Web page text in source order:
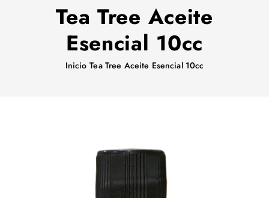
Tea Tree Aceite
Esencial 10cc
Inicio Tea Tree Aceite Esencial 10cc